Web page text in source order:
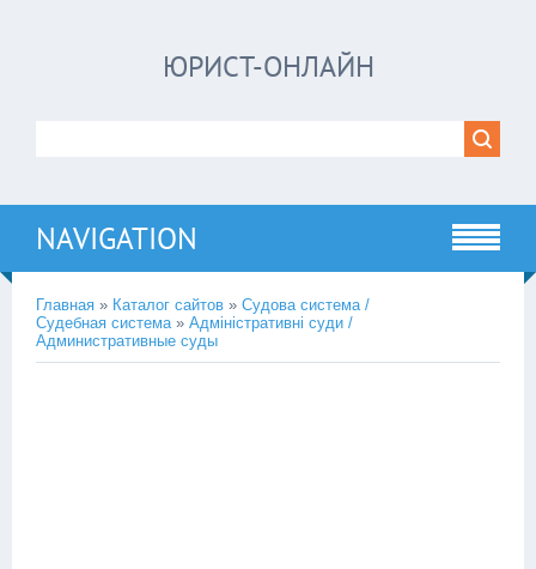
ЮРИСТ-ОНЛАЙН
NAVIGATION
Главная » Каталог сайтов » Судова система /
Судебная система» Адміністративні суди /
Административные суды